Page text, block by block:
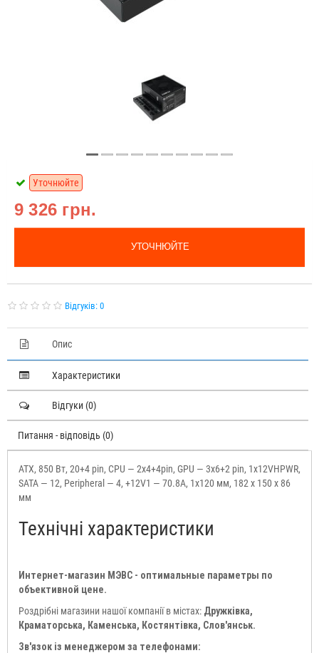
9 326 грн.
Уточнюйте
УТОЧНЮЙТЕ
Відгуків: 0
Опис
Характеристики
Відгуки (0)
Питання - відповідь (0)
ATX, 850 Вт, 20+4 pin, CPU — 2x4+4pin, GPU — 3x6+2 pin, 1x12VHPWR,
SATA — 12, Peripheral — 4, +12V1 — 70.8A, 1x120 мм, 182 x 150 x 86
мм
Технічні характеристики
Интернет-магазин МЭВС - оптимальные параметры по
объективной цене.
Роздрібні магазини нашої компанії в містах: Дружківка,
Краматорська, Каменська, Костянтівка, Слов'янськ.
Зв'язок із менеджером за телефонами: